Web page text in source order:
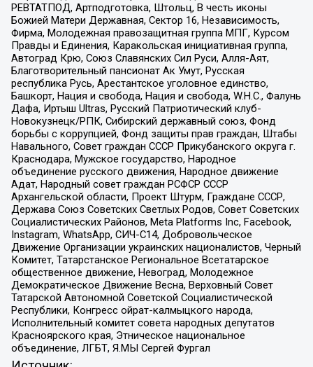
РЕВТАТПОД, Артподготовка, Штольц, В честь иконы
Божией Матери Державная, Сектор 16, Независимость,
Фирма, Молодежная правозащитная группа МПГ, Курсом
Правды и Единения, Каракольская инициативная группа,
Автоград Крю, Союз Славянских Сил Руси, Алля-Аят,
Благотворительный пансионат Ак Умут, Русская
республика Русь, Арестантское уголовное единство,
Башкорт, Нация и свобода, Нация и свобода, W.H.С., Фалунь
Дафа, Иртыш Ultras, Русский Патриотический клуб-
Новокузнецк/РПК, Сибирский державный союз, Фонд
борьбы с коррупцией, Фонд защиты прав граждан, Штабы
Навального, Совет граждан СССР Прикубанского округа г.
Краснодара, Мужское государство, Народное
объединение русского движения, Народное движение
Адат, Народный совет граждан РСФСР СССР
Архангельской области, Проект Штурм, Граждане СССР,
Держава Союз Советских Светлых Родов, Совет Советских
Социалистических Районов, Meta Platforms Inc, Facebook,
Instagram, WhatsApp, СИЧ-С14, Добровольческое
Движение Организации украинских националистов, Черный
Комитет, Татарстанское Региональное Всетатарское
общественное движение, Невоград, Молодежное
Демократическое Движение Весна, Верховный Совет
Татарской Автономной Советской Социалистической
Республики, Конгресс ойрат-калмыцкого народа,
Исполнительный комитет совета народных депутатов
Красноярского края, Этническое национальное
объединение, ЛГБТ, Я.МЫ Сергей Фургал